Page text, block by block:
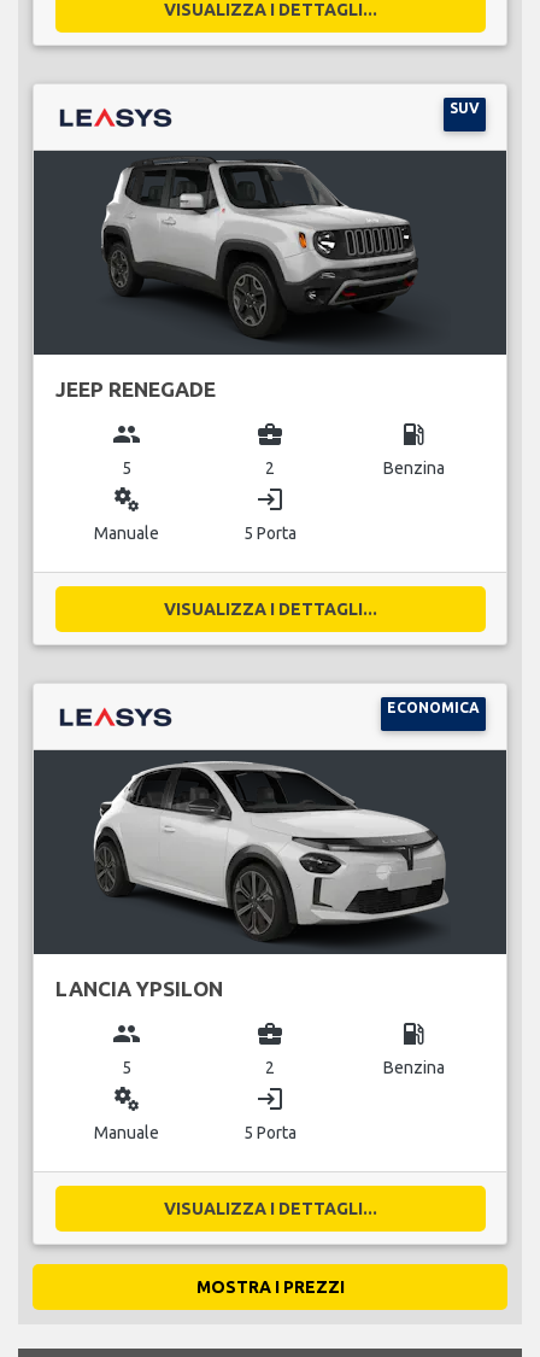
VISUALIZZA I DETTAGLI...
SUV
JEEP RENEGADE
group
5
business_center
2
local_gas_station
Benzina
miscellaneous_services
Manuale
login
5 Porta
VISUALIZZA I DETTAGLI...
ECONOMICA
LANCIA YPSILON
group
5
business_center
2
local_gas_station
Benzina
miscellaneous_services
Manuale
login
5 Porta
VISUALIZZA I DETTAGLI...
MOSTRA I PREZZI